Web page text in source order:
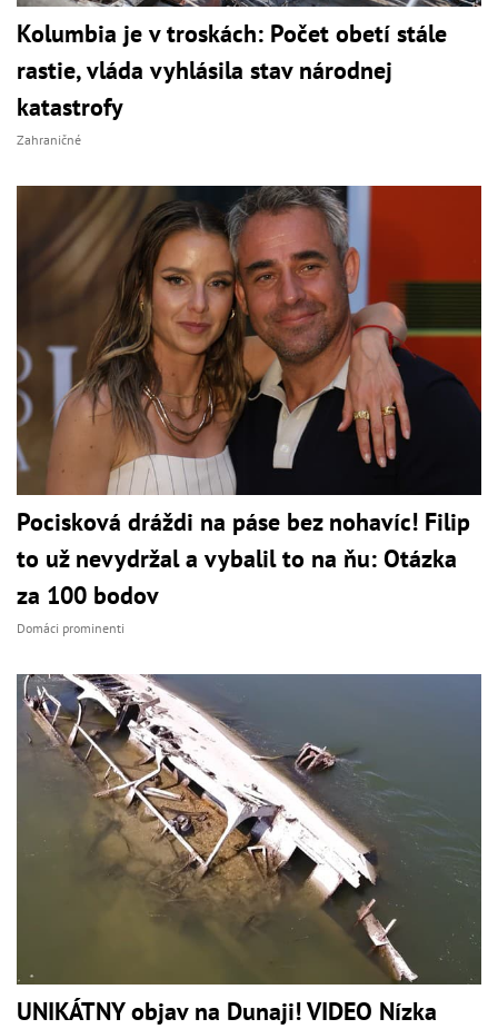
Kolumbia je v troskách: Počet obetí stále
rastie, vláda vyhlásila stav národnej
katastrofy
Zahraničné
Pocisková dráždi na páse bez nohavíc! Filip
to už nevydržal a vybalil to na ňu: Otázka
za 100 bodov
Domáci prominenti
UNIKÁTNY objav na Dunaji! VIDEO Nízka